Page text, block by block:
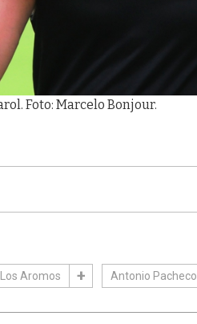
Foto: Marcelo Bonjour.
Los Aromos Antonio Pacheco